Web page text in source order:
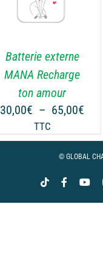
Batterie externe
MANA Recharge
ton amour
30,00€ – 65,00€
TTC
A
LES
OPTIONS
PEUVENT
ÊTRE
CHOISIES
SUR
LA
PRODUIT
© GLOBAL
Tiktok